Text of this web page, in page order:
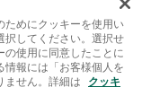
ためにクッキーを使用い
択してください。選択せ
の使用に同意したことに
情報には「お客様個人を
ません。詳細は
クッキ